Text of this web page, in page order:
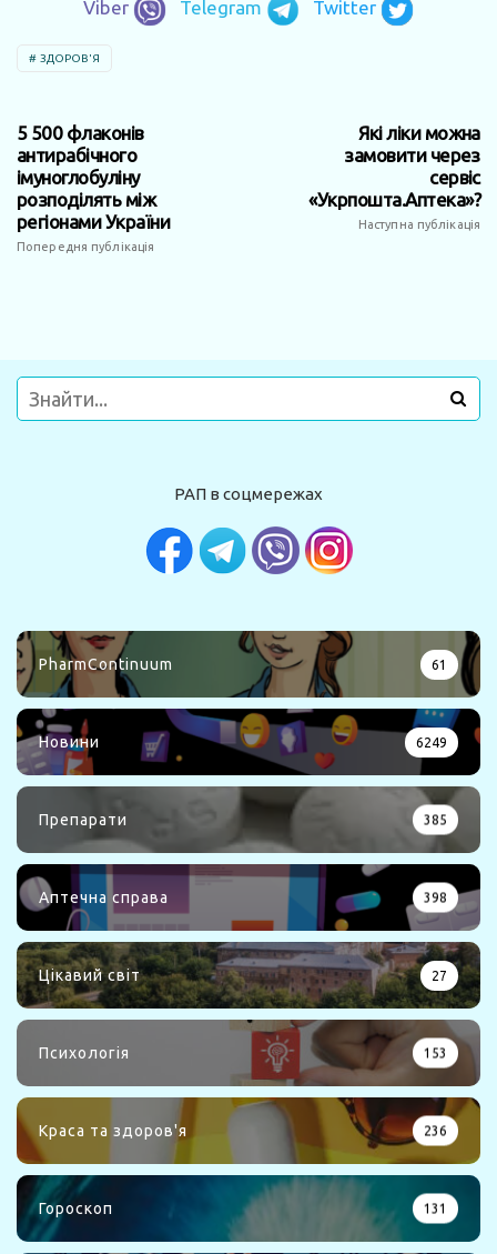
Viber Telegram Twitter
ЗДОРОВ'Я
5 500 флаконів
антирабічного
імуноглобуліну
розподілять між
регіонами України
Попередня публікація
Які ліки можна
замовити через
сервіс
«Укрпошта.Аптека»?
Наступна публікація
РАП в соцмережах
PharmContinuum 61
Новини 6249
Препарати 385
Аптечна справа 398
Цікавий світ 27
Психологія 153
Краса та здоров'я 236
Гороскоп 131